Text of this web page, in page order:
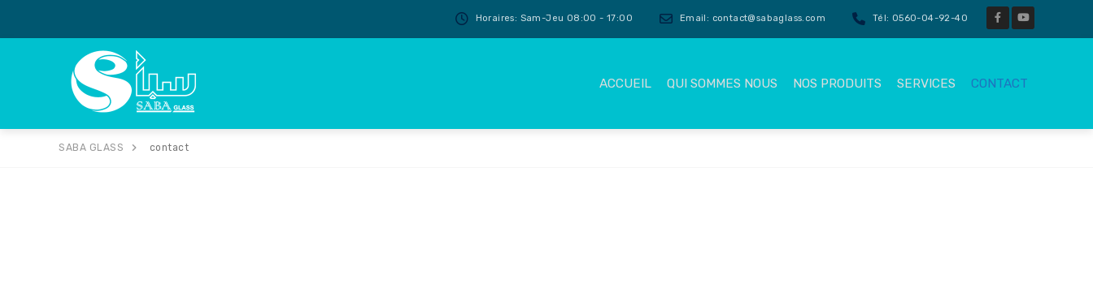
Horaires: Sam-Jeu 08:00 - 17:00 Email: contact@sabaglass.com Tél: 0560-04-92-40
ACCUEIL QUI SOMMES NOUS NOS PRODUITS SERVICES CONTACT
SABA GLASS contact